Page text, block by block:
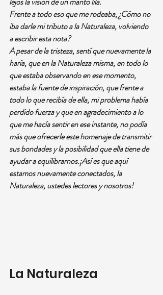
Frente a todo eso que me rodeaba, ¿Cómo no
iba darle mi tributo a la Naturaleza, volviendo
a escribir esta nota?
A pesar de la tristeza, sentí que nuevamente la
haría, que en la Naturaleza misma, en todo lo
que estaba observando en ese momento,
estaba la fuente de inspiración, que frente a
todo lo que recibía de ella, mi problema había
perdido fuerza y que en agradecimiento a lo
que me hacía sentir en ese instante, no podía
más que ofrecerle este homenaje de transmitir
sus bondades y la posibilidad que ella tiene de
ayudar a equilibrarnos.¡Así es que aquí
estamos nuevamente conectados, la
Naturaleza, ustedes lectores y nosotros!
La Naturaleza